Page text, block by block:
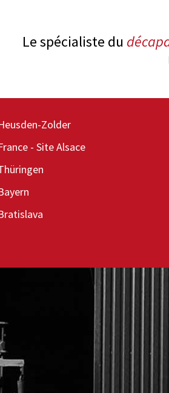
Le spécialiste du
de recuit
de filtres
Zolder
- Site Alsace